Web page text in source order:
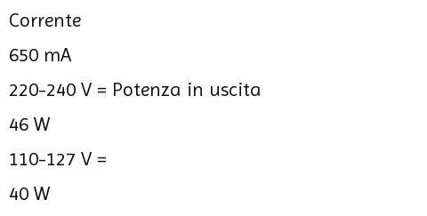
Corrente
650 mA
220-240 V = Potenza in uscita
46 W
110-127 V =
40 W